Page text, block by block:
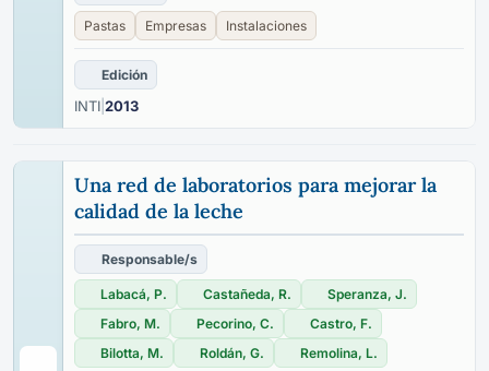
Pastas Empresas Instalaciones
Edición
INTI 2013
Una red de laboratorios para mejorar la
calidad de la leche
Responsable/s
Labacá, P. Castañeda, R.
Speranza, J.
Fabro, M.
Pecorino, C.
Castro, F.
Bilotta, M.
Roldán, G. Remolina, L.